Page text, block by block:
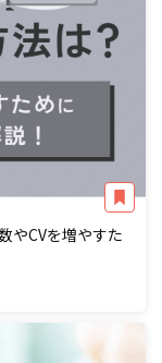
やCVを増やすた